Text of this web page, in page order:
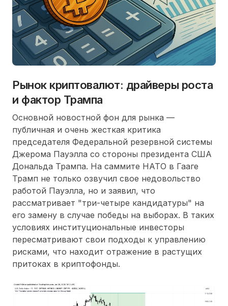
Рынок криптовалют: драйверы роста
и фактор Трампа
Основной новостной фон для рынка —
публичная и очень жесткая критика
председателя Федеральной резервной системы
Джерома Пауэлла со стороны президента США
Дональда Трампа. На саммите НАТО в Гааге
Трамп не только озвучил свое недовольство
работой Пауэлла, но и заявил, что
рассматривает "три-четыре кандидатуры" на
его замену в случае победы на выборах. В таких
условиях институциональные инвесторы
пересматривают свои подходы к управлению
рисками, что находит отражение в растущих
притоках в криптофонды.